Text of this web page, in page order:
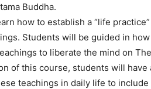
Buddha.
how to establish a “life
Students will be guided in
to liberate the mind on
of this course, students will
teachings in daily life to